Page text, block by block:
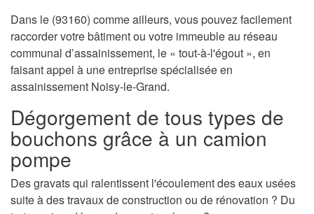
Dans le (93160) comme ailleurs, vous pouvez facilement
raccorder votre bâtiment ou votre immeuble au réseau
communal d’assainissement, le « tout-à-l'égout », en
faisant appel à une entreprise spécialisée en
assainissement Noisy-le-Grand.
Dégorgement de tous types de
bouchons grâce à un camion
pompe
Des gravats qui ralentissent l'écoulement des eaux usées
suite à des travaux de construction ou de rénovation ? Du